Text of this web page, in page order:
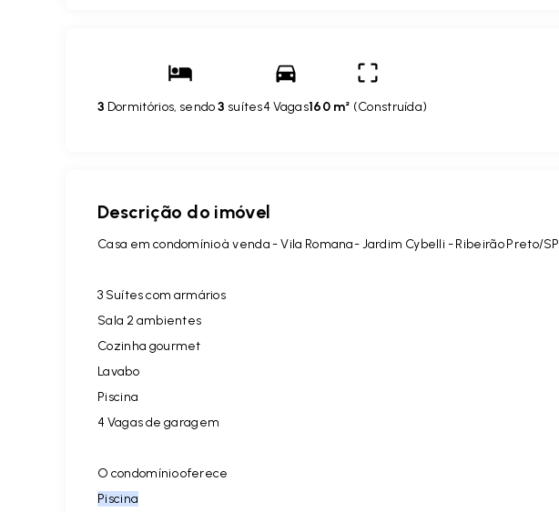
3 Dormitórios, sendo3 suítes4 Vagas160 m² (Construída)
Descrição do imóvel
Casa em condomínio à venda - Vila Romana- Jardim Cybelli - Ribeirão Preto/SP
3 Suítes com armários
Sala 2 ambientes
Cozinha gourmet
Lavabo
Piscina
4 Vagas de garagem
O condomínio oferece
Piscina